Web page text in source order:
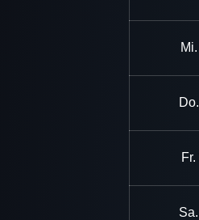
Mi.
Do.
Fr.
Sa.